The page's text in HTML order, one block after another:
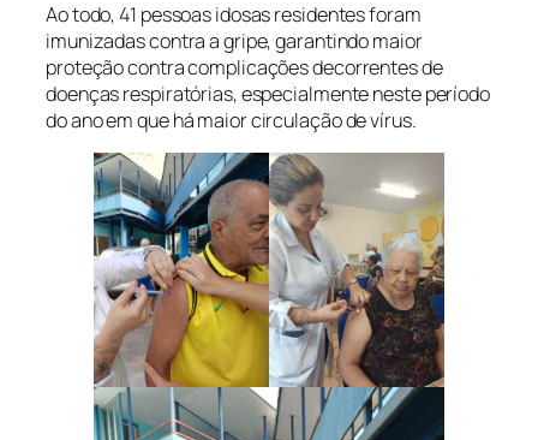
Ao todo, 41 pessoas idosas residentes foram
imunizadas contra a gripe, garantindo maior
proteção contra complicações decorrentes de
doenças respiratórias, especialmente neste período
do ano em que há maior circulação de vírus.